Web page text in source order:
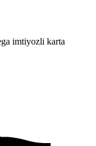
imtiyozli karta